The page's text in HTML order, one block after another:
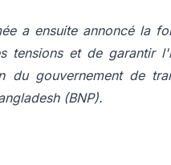
a ensuite annoncé la
tensions et de garantir
du gouvernement de
(BNP).